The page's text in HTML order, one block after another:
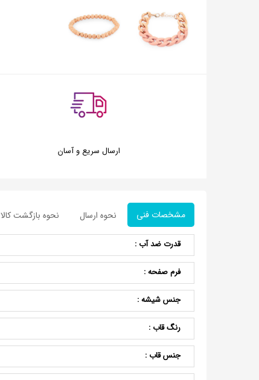
ارسال سریع و آسان
مشخصات فنی نحوه ارسال نحوه بازگشت کالا
قدرت ضد آب :
فرم صفحه :
جنس شیشه :
رنگ قاب :
جنس قاب :